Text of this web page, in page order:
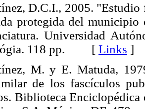
D.C.I., 2005. "Estudio
protegida del
Universidad
118 pp. [ Links ]
M. y E. Matuda,
de los fascículos
Biblioteca